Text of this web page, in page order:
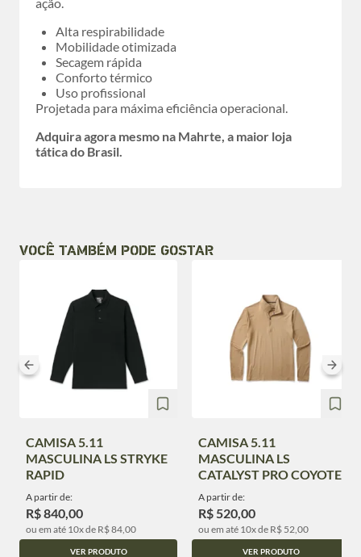
Alta respirabilidade
Mobilidade otimizada
Secagem rápida
Conforto térmico
Uso profissional
Projetada para máxima eficiência operacional.
Adquira agora mesmo na Mahrte, a maior loja
tática do Brasil.
VOCÊ TAMBÉM PODE GOSTAR
CAMISA 5.11
MASCULINA LS STRYKE
RAPID
A partir de:
R$ 840,00
ou em até 10x de R$ 84,00
VER PRODUTO
CAMISA 5.11
MASCULINA LS
CATALYST PRO COYOTE
A partir de:
R$ 520,00
ou em até 10x de R$ 52,00
VER PRODUTO